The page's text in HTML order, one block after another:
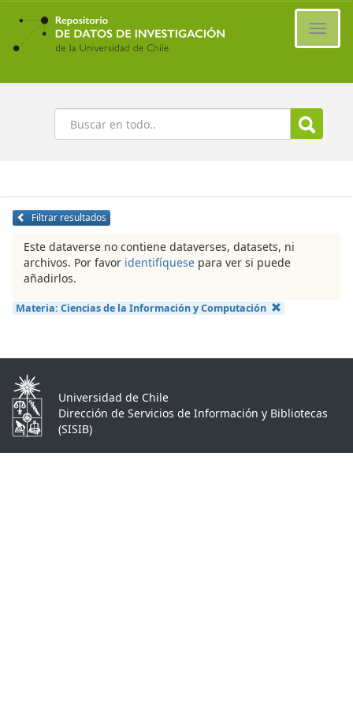
Ir
contenido
principal
Buscar
Filtrar resultados
Este dataverse no contiene dataverses, datasets, ni
archivos. Por favor identifíquese para ver si puede
añadirlos.
Materia: Ciencias de la Información y Computación
Universidad de Chile
Dirección de Servicios de Información y Bibliotecas
(SISIB)